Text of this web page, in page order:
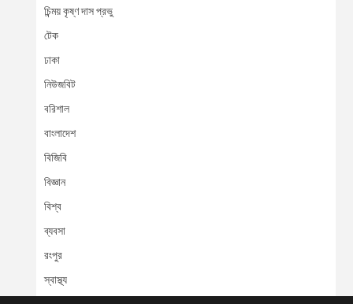
চিন্ময় কৃষ্ণ দাস প্রভু
টেক
ঢাকা
নিউজবিট
বরিশাল
বাংলাদেশ
বিজিবি
বিজ্ঞান
বিশ্ব
ব্যবসা
রংপুর
স্বাস্থ্য